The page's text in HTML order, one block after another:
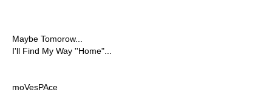
Maybe Tomorow...
I'll Find My Way ''Home"...
moVesPAce